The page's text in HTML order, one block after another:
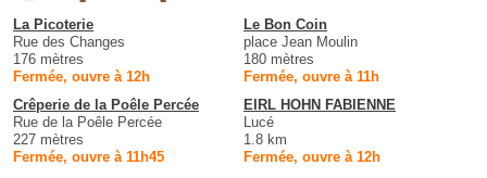
La Picoterie
Rue des Changes
176 mètres
Fermée, ouvre à 12h
Le Bon Coin
place Jean Moulin
180 mètres
Fermée, ouvre à 11h
Crêperie de la Poêle Percée
Rue de la Poêle Percée
227 mètres
Fermée, ouvre à 11h45
EIRL HOHN FABIENNE
Lucé
1.8 km
Fermée, ouvre à 12h